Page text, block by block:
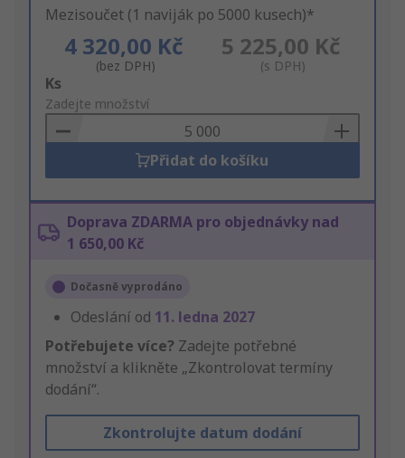
Mezisoučet (1 naviják po 5000 kusech)*
4 320,00 Kč
(bez DPH)
5 225,00 Kč
(s DPH)
Add
to
Basket
Ks
Zadejte množství
Přidat do košíku
Doprava ZDARMA pro objednávky nad
1 650,00 Kč
Dočasně vyprodáno
Odeslání od 11. ledna 2027
Potřebujete více? Zadejte potřebné
množství a klikněte „Zkontrolovat termíny
dodání“.
Zkontrolujte datum dodání